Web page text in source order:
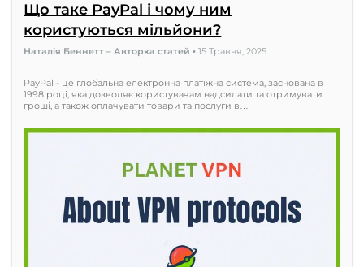
Що таке PayPal і чому ним
користуються мільйони?
Наталія Беннетт – Авторка статей•15 Травня, 2025
PayPal - це глобальна електронна платіжна система, заснована в
1998 році, яка дозволяє користувачам надсилати та отримувати
гроші, а також оплачувати товари та послуги в…